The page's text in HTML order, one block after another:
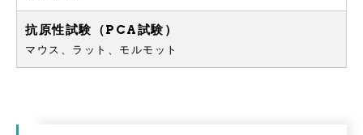
抗原性試験（PCA試験）
マウス、ラット、モルモット